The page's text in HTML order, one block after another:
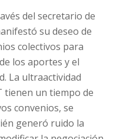
del secretario de
su deseo de
colectivos para
los aportes y el
La ultraactividad
tienen un tiempo de
convenios, se
generó ruido la